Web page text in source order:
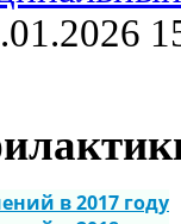
в 2017 году